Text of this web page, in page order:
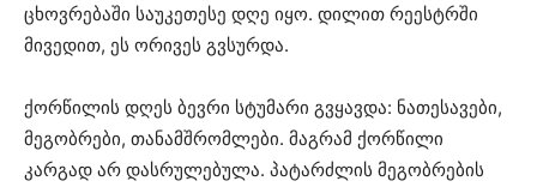
ცხოვრებაში საუკეთესე დღე იყო. დილით რეესტრში
მივედით, ეს ორივეს გვსურდა.
ქორწილის დღეს ბევრი სტუმარი გვყავდა: ნათესავები,
მეგობრები, თანამშრომლები. მაგრამ ქორწილი
კარგად არ დასრულებულა. პატარძლის მეგობრების